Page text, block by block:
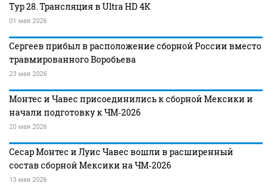
Тур 28. Трансляция в Ultra HD 4K
01 мая 2026
Сергеев прибыл в расположение сборной России вместо
травмированного Воробьева
23 мая 2026
Монтес и Чавес присоединились к сборной Мексики и
начали подготовку к ЧМ‑2026
20 мая 2026
Сесар Монтес и Луис Чавес вошли в расширенный
состав сборной Мексики на ЧМ‑2026
13 мая 2026